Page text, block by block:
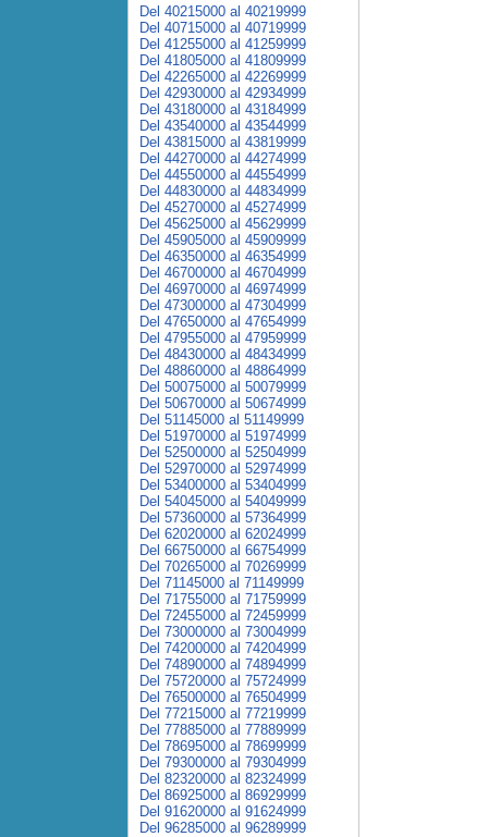
Del 40215000 al 40219999
Del 40715000 al 40719999
Del 41255000 al 41259999
Del 41805000 al 41809999
Del 42265000 al 42269999
Del 42930000 al 42934999
Del 43180000 al 43184999
Del 43540000 al 43544999
Del 43815000 al 43819999
Del 44270000 al 44274999
Del 44550000 al 44554999
Del 44830000 al 44834999
Del 45270000 al 45274999
Del 45625000 al 45629999
Del 45905000 al 45909999
Del 46350000 al 46354999
Del 46700000 al 46704999
Del 46970000 al 46974999
Del 47300000 al 47304999
Del 47650000 al 47654999
Del 47955000 al 47959999
Del 48430000 al 48434999
Del 48860000 al 48864999
Del 50075000 al 50079999
Del 50670000 al 50674999
Del 51145000 al 51149999
Del 51970000 al 51974999
Del 52500000 al 52504999
Del 52970000 al 52974999
Del 53400000 al 53404999
Del 54045000 al 54049999
Del 57360000 al 57364999
Del 62020000 al 62024999
Del 66750000 al 66754999
Del 70265000 al 70269999
Del 71145000 al 71149999
Del 71755000 al 71759999
Del 72455000 al 72459999
Del 73000000 al 73004999
Del 74200000 al 74204999
Del 74890000 al 74894999
Del 75720000 al 75724999
Del 76500000 al 76504999
Del 77215000 al 77219999
Del 77885000 al 77889999
Del 78695000 al 78699999
Del 79300000 al 79304999
Del 82320000 al 82324999
Del 86925000 al 86929999
Del 91620000 al 91624999
Del 96285000 al 96289999